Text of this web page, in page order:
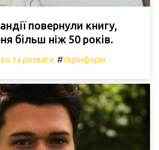
повернули книгу,
більш ніж 50 років.
та розваги #Укрінформ